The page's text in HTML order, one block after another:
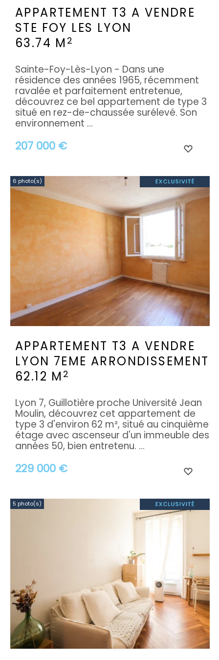
APPARTEMENT T3 A VENDRE
STE FOY LES LYON
63.74 M 2
207 000 €
Sainte-Foy-Lès-Lyon - Dans une
résidence des années 1965, récemment
ravalée et parfaitement entretenue,
découvrez ce bel appartement de type 3
situé en rez-de-chaussée surélevé. Son
environnement ...
6 photo(s)
APPARTEMENT T3 A VENDRE
LYON 7EME ARRONDISSEMENT
62.12 M 2
229 000 €
Lyon 7, Guillotière proche Université Jean
Moulin, découvrez cet appartement de
type 3 d'environ 62 m², situé au cinquième
étage avec ascenseur d'un immeuble des
années 50, bien entretenu. ...
5 photo(s)